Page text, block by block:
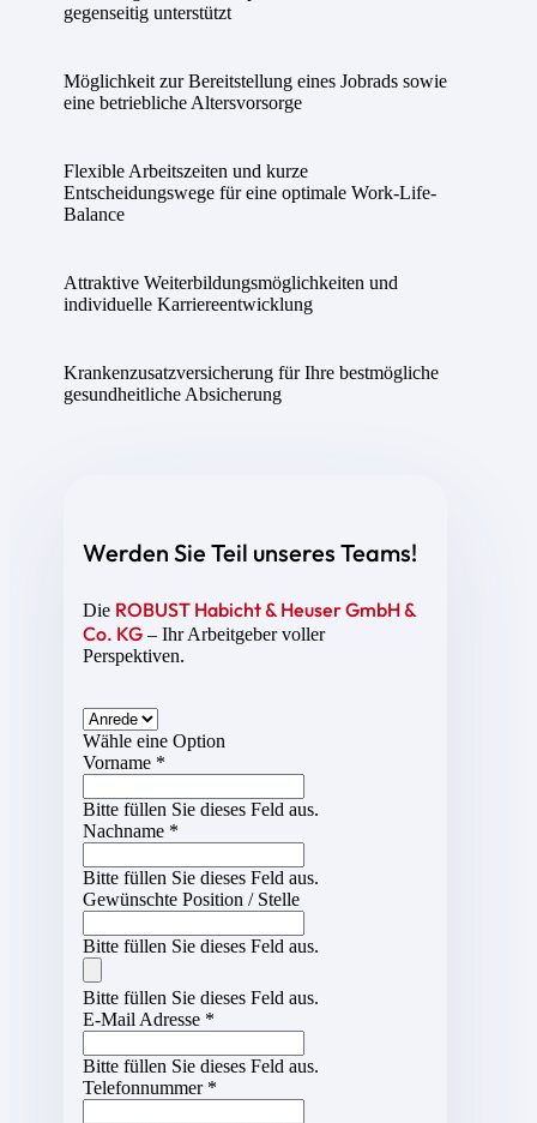
gegenseitig unterstützt
Möglichkeit zur Bereitstellung eines Jobrads sowie
eine betriebliche Altersvorsorge
Flexible Arbeitszeiten und kurze
Entscheidungswege für eine optimale Work-Life-
Balance
Attraktive Weiterbildungsmöglichkeiten und
individuelle Karriereentwicklung
Krankenzusatzversicherung für Ihre bestmögliche
gesundheitliche Absicherung
Werden Sie Teil unseres Teams!
Die ROBUST Habicht & Heuser GmbH &
Co. KG– Ihr Arbeitgeber voller
Perspektiven.
Wähle eine Option
Vorname *
Bitte füllen Sie dieses Feld aus.
Nachname *
Bitte füllen Sie dieses Feld aus.
Gewünschte Position / Stelle
Bitte füllen Sie dieses Feld aus.
Bitte füllen Sie dieses Feld aus.
E-Mail Adresse *
Bitte füllen Sie dieses Feld aus.
Telefonnummer *